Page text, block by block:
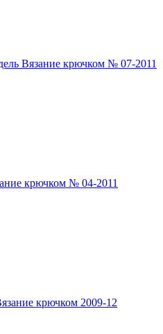
Вязание крючком № 07-2011
крючком № 04-2011
крючком 2009-12